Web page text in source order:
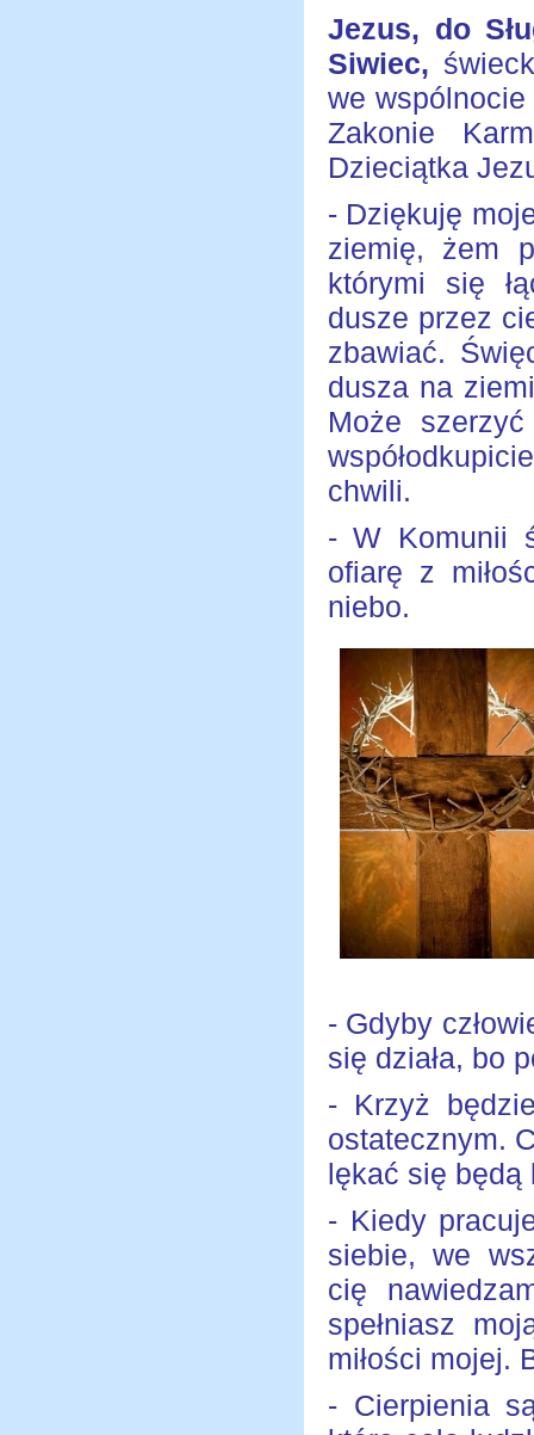
Jezus, do
Siwiec,
we
Zakonie
Dzieciątka
- Dziękuję
ziemię, żem
którymi się
dusze przez
zbawiać.
dusza na
Może
chwili.
- W Komunii
ofiarę z
niebo.
- Gdyby
się działa, bo
- Krzyż
ostatecznym.
lękać się będą
- Kiedy
siebie, we
cię
spełniasz
miłości mojej.
- Cierpienia